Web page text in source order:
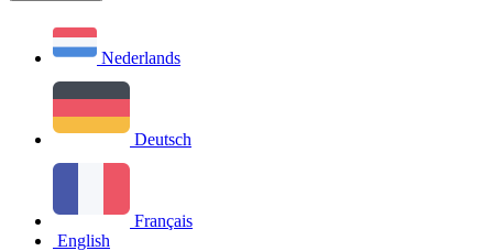
Nederlands
Deutsch
Français
English